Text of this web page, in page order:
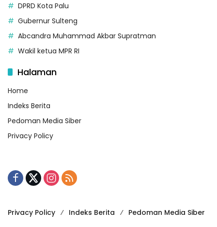
DPRD Kota Palu
Gubernur Sulteng
Abcandra Muhammad Akbar Supratman
Wakil ketua MPR RI
Halaman
Home
Indeks Berita
Pedoman Media Siber
Privacy Policy
Privacy Policy Indeks Berita
Pedoman Media Siber